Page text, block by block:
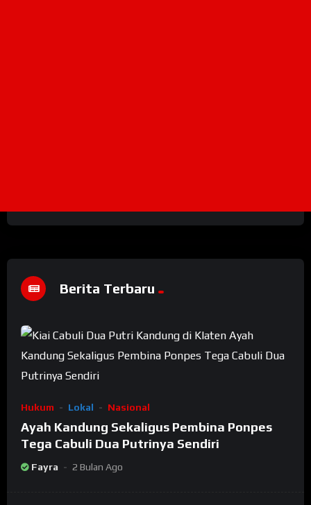
Berita Terbaru
Hukum Lokal Nasional
Ayah Kandung Sekaligus Pembina Ponpes
Tega Cabuli Dua Putrinya Sendiri
Fayra 2 Bulan Ago